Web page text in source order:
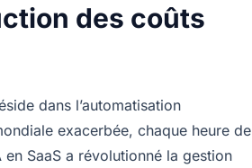
des coûts
dans l’automatisation
exacerbée, chaque heure de
SaaS a révolutionné la gestion